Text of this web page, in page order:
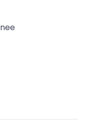
nee